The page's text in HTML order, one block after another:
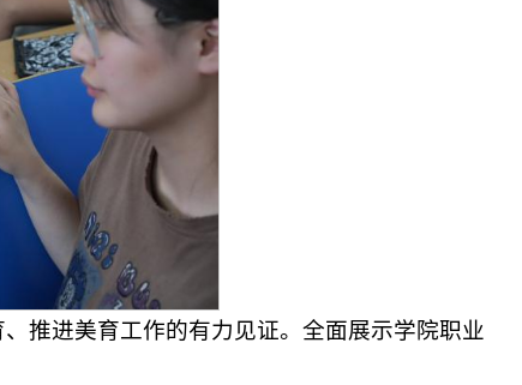
推进美育工作的有力见证。全面展示学院职业